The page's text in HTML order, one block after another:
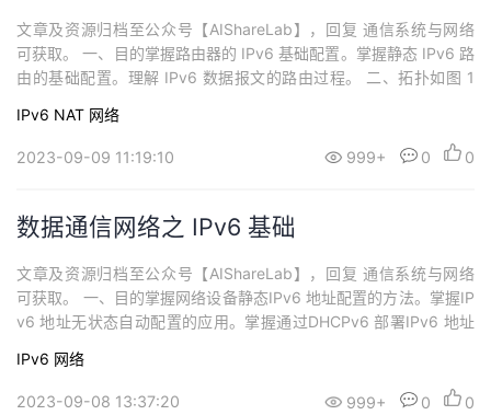
文章及资源归档至公众号【AIShareLab】，回复 通信系统与网络
可获取。 一、目的掌握路由器的 IPv6 基础配置。掌握静态 IPv6 路
由的基础配置。理解 IPv6 数据报文的路由过程。 二、拓扑如图 1
其中，R1 及R3 各自下联一个网段，简单起见，此处只体现了这些
网段中的两台计算机 PC1 和 PC2，PC1...
IPv6 NAT 网络
2023-09-09 11:19:10 999+ 0 0
数据通信网络之 IPv6 基础
文章及资源归档至公众号【AIShareLab】，回复 通信系统与网络
可获取。 一、目的掌握网络设备静态IPv6 地址配置的方法。掌握IP
v6 地址无状态自动配置的应用。掌握通过DHCPv6 部署IPv6 地址
及无状态地址自动配置过程。分析Ping 与Tracert 应用所使用的ICM
Pv6 报文及工作原理。 二、环境及网络拓...
IPv6 网络
2023-09-08 13:37:20 999+ 0 0